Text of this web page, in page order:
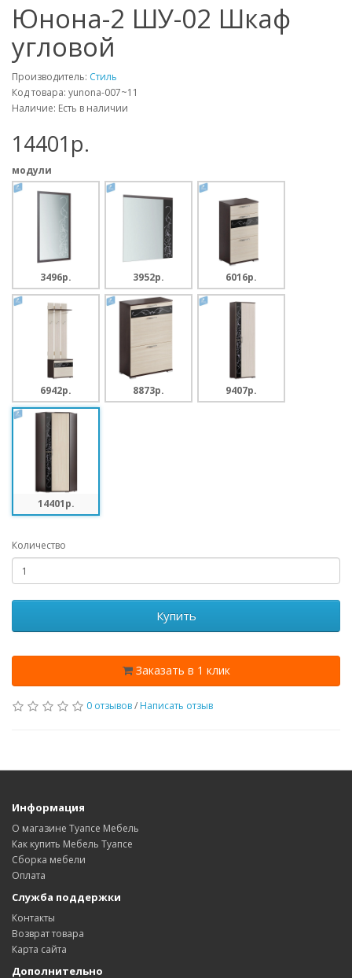
Юнона-2 ШУ-02 Шкаф
угловой
Производитель: Стиль
Код товара: yunona-007~11
Наличие: Есть в наличии
14401p.
модули
3496p. 3952p. 6016p.
6942p. 8873p. 9407p.
14401p.
Количество
Купить
Заказать в 1 клик
0 отзывов/ Написать отзыв
Информация
О магазине Туапсе Мебель
Как купить Мебель Туапсе
Сборка мебели
Оплата
Служба поддержки
Контакты
Возврат товара
Карта сайта
Дополнительно